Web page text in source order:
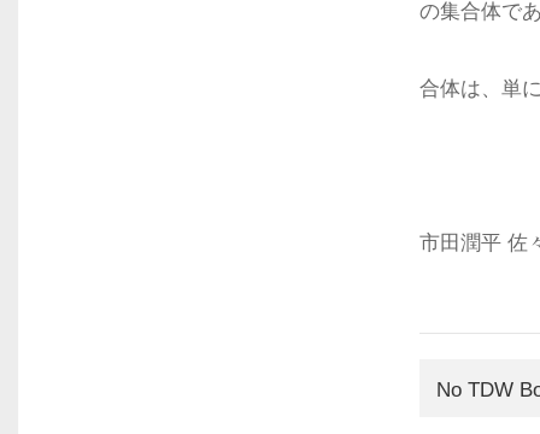
の集合体で
合体は、単
市田潤平 佐
No TDW